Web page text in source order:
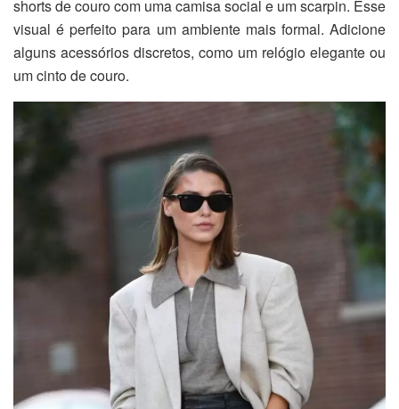
shorts de couro com uma camisa social e um scarpin. Esse
visual é perfeito para um ambiente mais formal. Adicione
alguns acessórios discretos, como um relógio elegante ou
um cinto de couro.